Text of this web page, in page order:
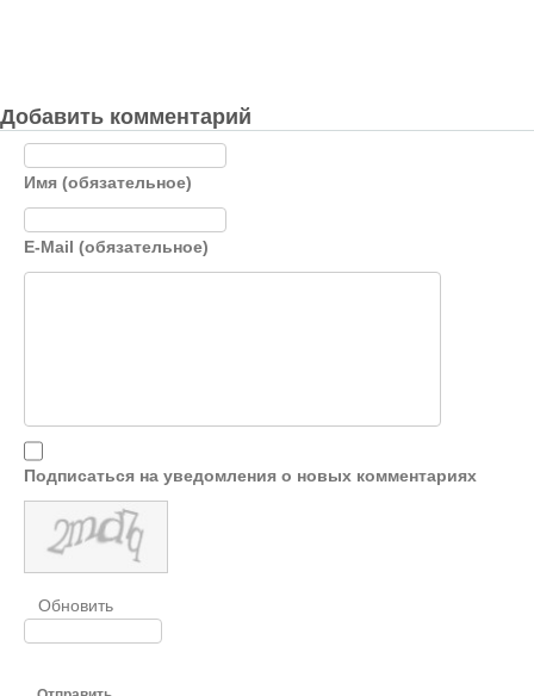
Добавить комментарий
Имя (обязательное)
E-Mail (обязательное)
Подписаться на уведомления о новых комментариях
Обновить